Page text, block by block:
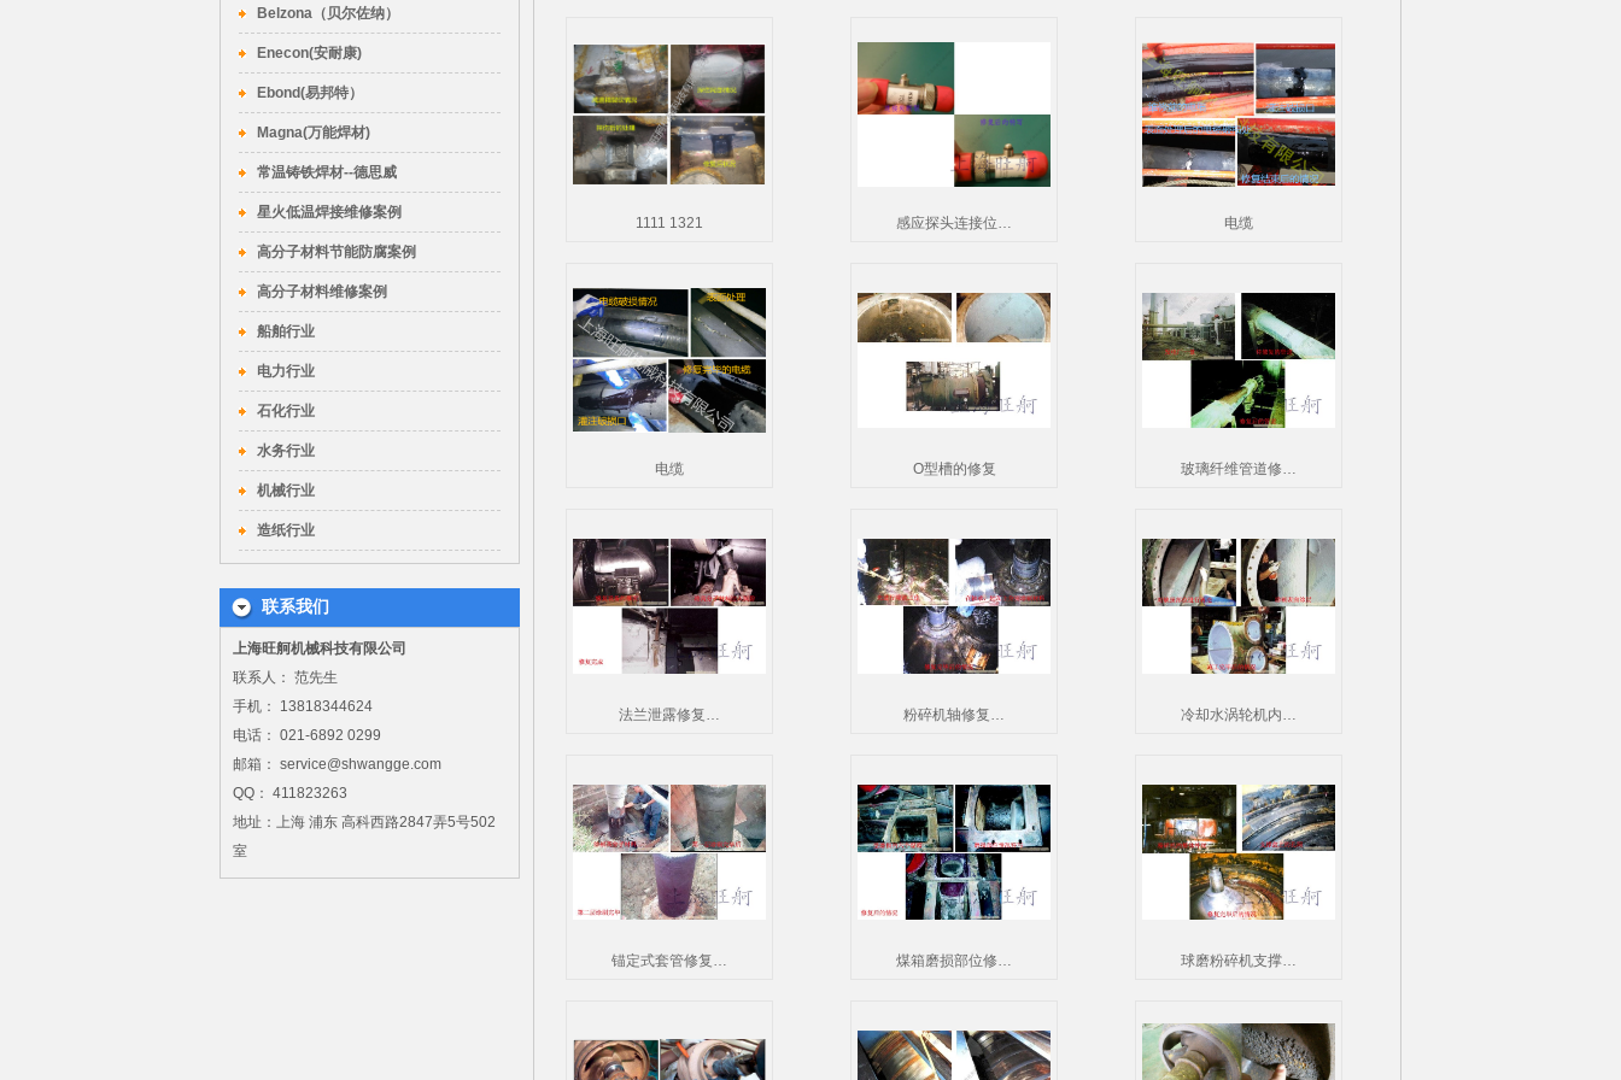
Belzona（贝尔佐纳）
Enecon(安耐康)
Ebond(易邦特）
Magna(万能焊材)
常温铸铁焊材--德思威
星火低温焊接维修案例
高分子材料节能防腐案例
高分子材料维修案例
船舶行业
电力行业
石化行业
水务行业
机械行业
造纸行业
联系我们
上海旺舸机械科技有限公司
联系人： 范先生
手机： 13818344624
电话： 021-6892 0299
邮箱： service@shwangge.com
QQ： 411823263
地址：上海 浦东 高科西路2847弄5号502
室
1111 1321 感应探头连接位… 电缆
电缆 O型槽的修复 玻璃纤维管道修…
法兰泄露修复… 粉碎机轴修复… 冷却水涡轮机内…
锚定式套管修复… 煤箱磨损部位修… 球磨粉碎机支撑…